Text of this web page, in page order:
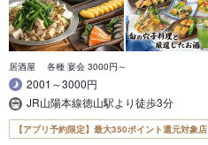
居酒屋 各種 宴会 3000円～
2001～3000円
JR山陽本線徳山駅より徒歩3分
【アプリ予約限定】最大350ポイント還元対象店